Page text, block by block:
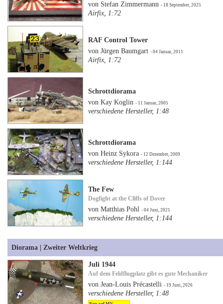
von Stefan Zimmermann- 18 September, 2025
Airfix, 1:72
RAF Control Tower
von Jürgen Baumgart- 04 Januar, 2011
Airfix, 1:72
Schrottdiorama
von Kay Koglin- 11 Januar, 2005
verschiedene Hersteller, 1:48
Schrottdiorama
von Heinz Sykora- 12 Dezember, 2009
verschiedene Hersteller, 1:144
The Few
Dogfight at the Cliffs of Dover
von Matthias Pohl- 04 Juni, 2021
verschiedene Hersteller, 1:144
Diorama | Zweiter Weltkrieg
Juli 1944
Auf dem Feldflugplatz gibt es gute Mechaniker
von Jean-Louis Précastelli- 19 Juni, 2026
verschiedene Hersteller, 1:48